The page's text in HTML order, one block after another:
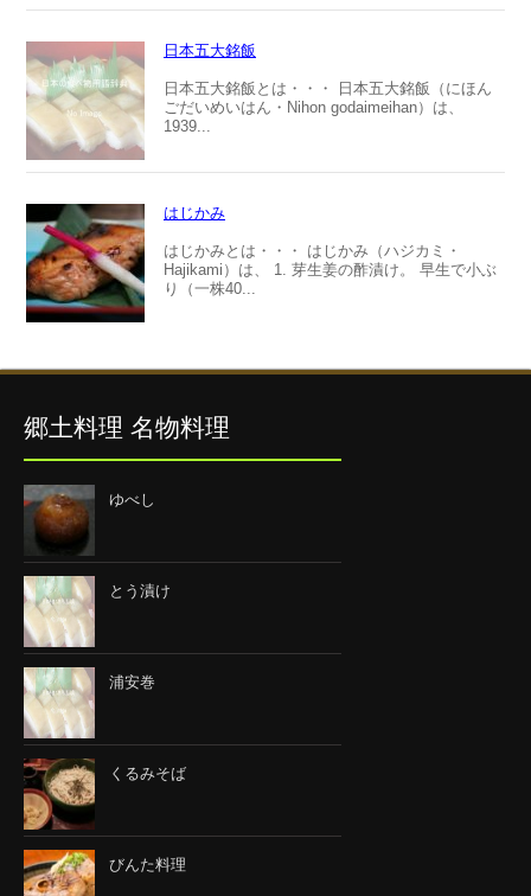
日本五大銘飯
日本五大銘飯とは・・・ 日本五大銘飯（にほん
ごだいめいはん・Nihon godaimeihan）は、
1939...
はじかみ
はじかみとは・・・ はじかみ（ハジカミ・
Hajikami）は、 1. 芽生姜の酢漬け。 早生で小ぶ
り（一株40...
郷土料理 名物料理
ゆべし
とう漬け
浦安巻
くるみそば
びんた料理